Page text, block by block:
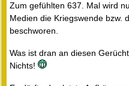
Zum gefühlten 637. Mal wird
Medien die Kriegswende bzw.
beschworen.
Was ist dran an diesen
Nichts!